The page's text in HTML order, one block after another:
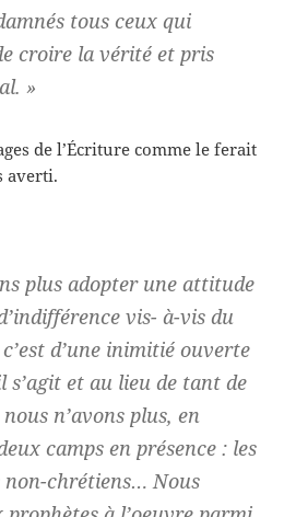
tous ceux qui
croire la vérité et pris
»
de l’Écriture comme le ferait
averti.
plus adopter une attitude
vis- à-vis du
d’une inimitié ouverte
s’agit et au lieu de tant de
n’avons plus, en
camps en présence : les
non-chrétiens… Nous